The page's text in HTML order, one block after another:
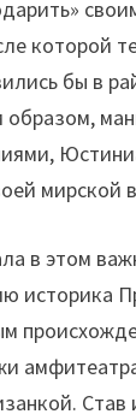
которой
бы в
мирской
в этом
историка